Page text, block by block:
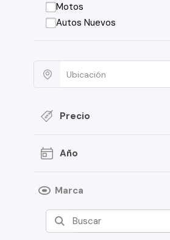
Motos
Autos Nuevos
Precio
Año
Marca